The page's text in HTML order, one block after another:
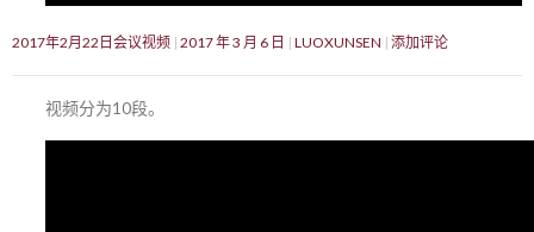
2017年2月22日会议视频 2017 年 3 月 6 日 LUOXUNSEN 添加评论
视频分为10段。